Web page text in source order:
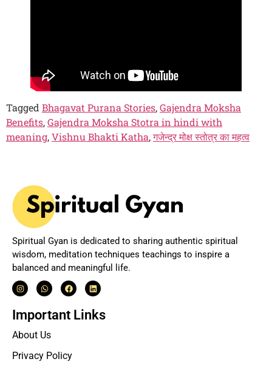
Tagged Bhagavat Purana Stories,Gajendra Moksha
Benefits,Gajendra Moksha Stotra in hindi with
meaning,Vishnu Bhakti Katha,गजेन्द्र मोक्ष स्तोत्र का महत्व
Spiritual Gyan is dedicated to sharing authentic spiritual
wisdom, meditation techniques teachings to inspire a
balanced and meaningful life.
Important Links
About Us
Privacy Policy